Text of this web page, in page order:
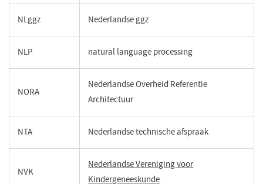
NLggz Nederlandse ggz
NLP natural language processing
NORA
Nederlandse Overheid Referentie
Architectuur
NTA Nederlandse technische afspraak
NVK
Nederlandse Vereniging voor
Kindergeneeskunde